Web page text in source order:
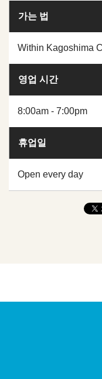
가는 법
Within Kagoshima
영업 시간
8:00am - 7:00pm
휴업일
Open every day